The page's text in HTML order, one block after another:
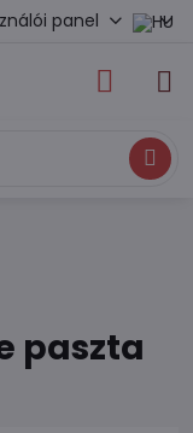
panel
Keresés
paszta